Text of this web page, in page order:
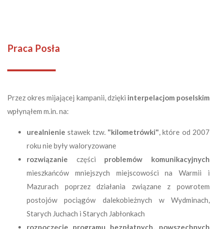
Praca Posła
Przez okres mijającej kampanii, dzięki interpelacjom poselskim
wpłynąłem m.in. na:
urealnienie stawek tzw. "kilometrówki", które od 2007
roku nie były waloryzowane
rozwiązanie części problemów komunikacyjnych
mieszkańców mniejszych miejscowości na Warmii i
Mazurach poprzez działania związane z powrotem
postojów pociągów dalekobieżnych w Wydminach,
Starych Juchach i Starych Jabłonkach
rozpoczęcie programu bezpłatnych, powszechnych